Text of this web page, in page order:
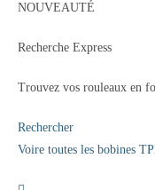
NOUVEAUTÉ
Recherche Express
Trouvez vos rouleaux en
Rechercher
Voire toutes les bobines